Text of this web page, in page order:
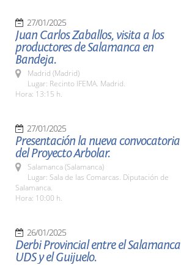
27/01/2025
Juan Carlos Zaballos, visita a los
productores de Salamanca en
Bandeja.
Madrid (Madrid)
Lugar: Recinto IFEMA. Madrid.
Hora: 13:15 h.
27/01/2025
Presentación la nueva convocatoria
del Proyecto Arbolar.
Salamanca (Salamanca)
Lugar: Sala de las Comarcas. Diputación de
Salamanca.
Hora: 10:00 h.
26/01/2025
Derbi Provincial entre el Salamanca
UDS y el Guijuelo.